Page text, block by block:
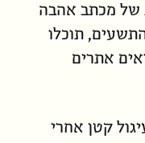
של מכתב אהבה
תוכלו
אתרים
קטן אחרי